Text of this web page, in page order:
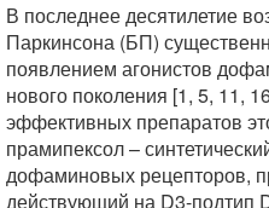
В последнее десятилетие
Паркинсона (БП)
появлением агонистов
нового поколения [1, 5, 11,
эффективных препаратов
прамипексол –
дофаминовых рецепторов,
действующий на D3-подтип